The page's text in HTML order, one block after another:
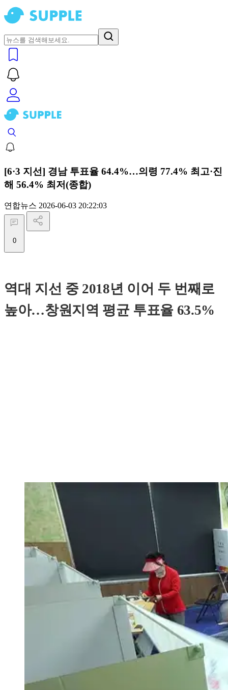
[6·3 지선] 경남 투표율 64.4%…의령 77.4% 최고·진
해 56.4% 최저(종합)
연합뉴스 2026-06-03 20:22:03
0
역대 지선 중 2018년 이어 두 번째로
높아…창원지역 평균 투표율 63.5%